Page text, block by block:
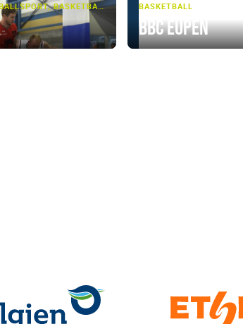
BALLSPORT, BASKETBALL BASKETBALL
BBC Eupen